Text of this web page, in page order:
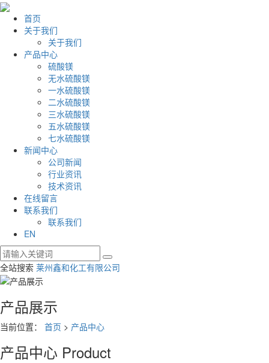
首页
关于我们
关于我们
产品中心
硫酸镁
无水硫酸镁
一水硫酸镁
二水硫酸镁
三水硫酸镁
五水硫酸镁
七水硫酸镁
新闻中心
公司新闻
行业资讯
技术资讯
在线留言
联系我们
联系我们
EN
全站搜索 莱州鑫和化工有限公司
产品展示
当前位置： 首页 > 产品中心
产品中心 Product